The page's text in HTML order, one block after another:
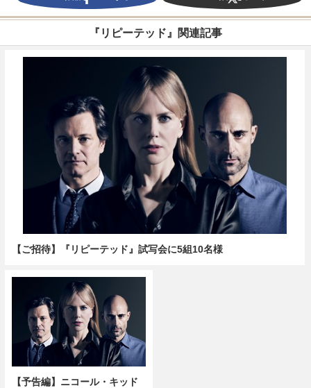
『リピーテッド』関連記事
【ご招待】『リピーテッド』試写会に5組10名様
【予告編】ニコール・キッド